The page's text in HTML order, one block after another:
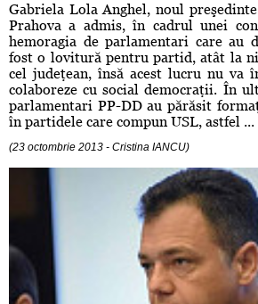
Gabriela Lola Anghel, noul
Prahova a admis, în cadrul unei
hemoragia de parlamentari care au
fost o lovitură pentru partid, atât la
cel judeţean, însă acest lucru nu va
colaboreze cu social democraţii. În
parlamentari PP-DD au părăsit
în partidele care compun USL, astfel ...
(23 octombrie 2013 - Cristina IANCU)